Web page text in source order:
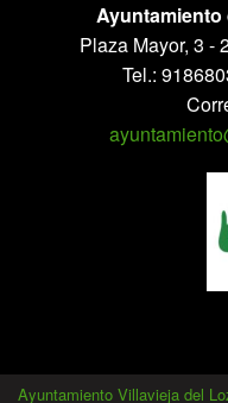
Ayuntamiento
Plaza Mayor, 3 -
Tel.:
Ayuntamiento Villavieja del